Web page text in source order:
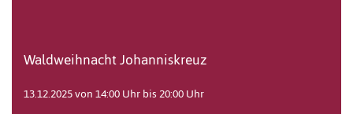
Waldweihnacht Johanniskreuz
13.12.2025 von 14:00 Uhr bis 20:00 Uhr